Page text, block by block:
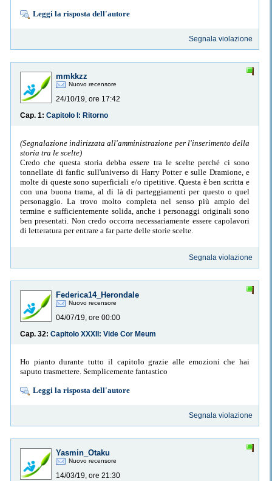
Leggi la risposta dell'autore
Segnala violazione
mmkkzz
Nuovo recensore
24/10/19, ore 17:42
Cap. 1: Capitolo I: Ritorno
(Segnalazione indirizzata all'amministrazione per l'inserimento della
storia tra le scelte)
Credo che questa storia debba essere tra le scelte perché ci sono
tonnellate di fanfic sull'universo di Harry Potter e sulle Dramione, e
molte di queste sono superficiali e/o ripetitive. Questa è ben scritta e
con una buona trama, al di là di parteggiamenti per questo o quel
personaggio. La trovo molto completa nel senso più ampio del
termine e sufficientemente solida, anche i personaggi originali sono
ben presentati. Non credo occorra necessariamente essere capolavori
di letteratura per entrare a far parte delle storie scelte.
Segnala violazione
Federica14_Herondale
Nuovo recensore
04/07/19, ore 00:00
Cap. 32: Capitolo XXXII: Vide Cor Meum
Ho pianto durante tutto il capitolo grazie alle emozioni che hai
saputo trasmettere. Semplicemente fantastico
Leggi la risposta dell'autore
Segnala violazione
Yasmin_Otaku
Nuovo recensore
14/03/19, ore 21:30